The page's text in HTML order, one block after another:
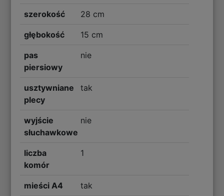
szerokość 28 cm
głębokość 15 cm
pas
piersiowy
nie
usztywniane
plecy
tak
wyjście
słuchawkowe
nie
liczba
komór
1
mieści A4 tak